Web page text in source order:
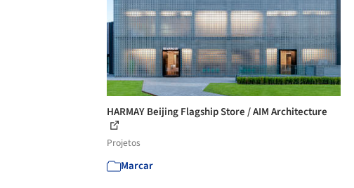
HARMAY Beijing Flagship Store / AIM Architecture
Projetos
Marcar